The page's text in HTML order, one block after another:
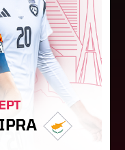
SFL
jūnija
spēlētāja